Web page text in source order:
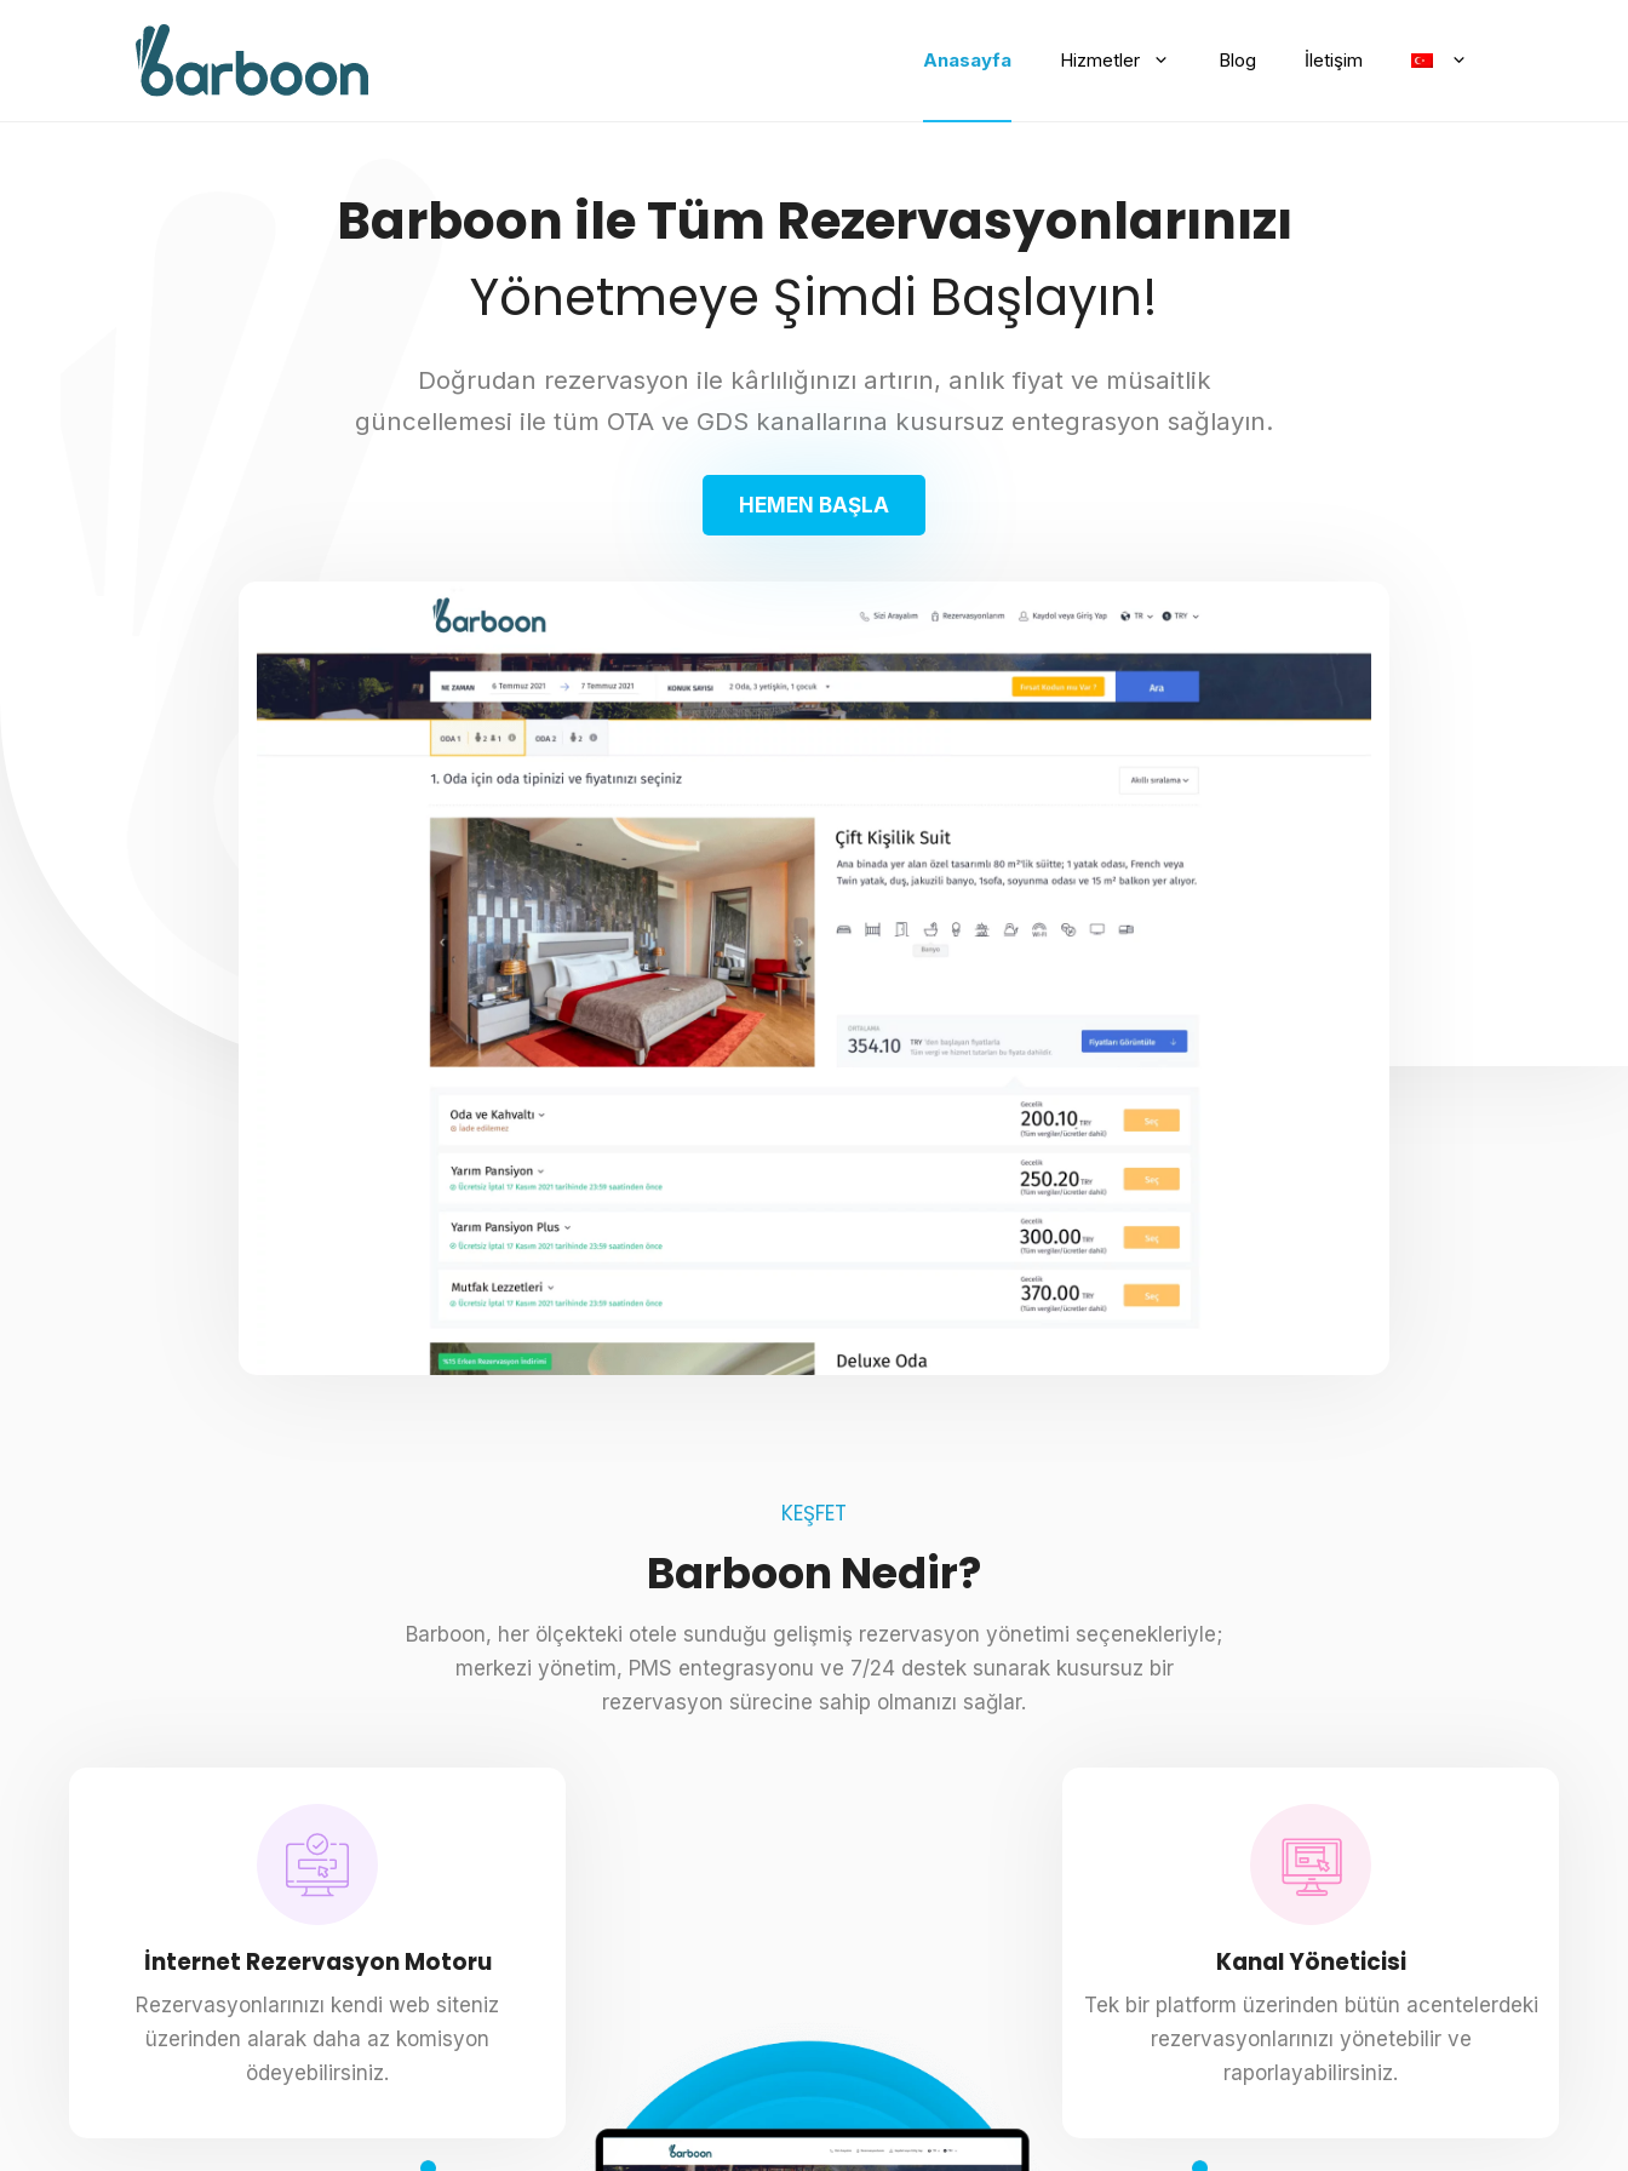
Anasayfa Hizmetler Blog İletişim
Barboon ile Tüm Rezervasyonlarınızı
Yönetmeye Şimdi Başlayın!
Doğrudan rezervasyon ile kârlılığınızı artırın, anlık fiyat ve müsaitlik
güncellemesi ile tüm OTA ve GDS kanallarına kusursuz entegrasyon sağlayın.
HEMEN BAŞLA
KEŞFET
Barboon Nedir?
Barboon, her ölçekteki otele sunduğu gelişmiş rezervasyon yönetimi seçenekleriyle;
merkezi yönetim, PMS entegrasyonu ve 7/24 destek sunarak kusursuz bir
rezervasyon sürecine sahip olmanızı sağlar.
İnternet Rezervasyon Motoru
Rezervasyonlarınızı kendi web siteniz
üzerinden alarak daha az komisyon
ödeyebilirsiniz.
Kanal Yöneticisi
Tek bir platform üzerinden bütün acentelerdeki
rezervasyonlarınızı yönetebilir ve
raporlayabilirsiniz.